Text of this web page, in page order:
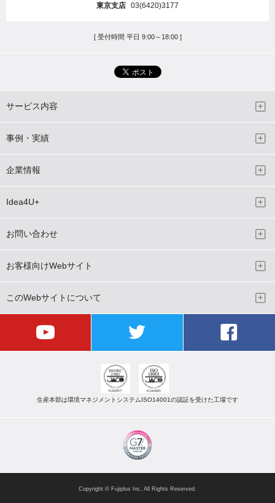
東京支店 03(6420)3177
[ 受付時間 平日 9:00～18:00 ]
サービス内容
事例・実績
企業情報
Idea4U+
お問い合わせ
お客様向けWebサイト
このWebサイトについて
生産本部は環境マネジメントシステムISO14001の認証を受けた工場です
Copyright © Fujiplus Inc. All Rights Reserved.